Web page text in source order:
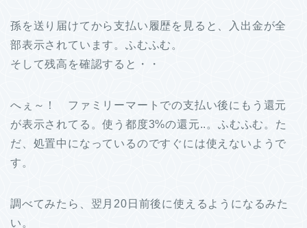
孫を送り届けてから支払い履歴を見ると、入出金が全
部表示されています。ふむふむ。
そして残高を確認すると・・
へぇ～！ ファミリーマートでの支払い後にもう還元
が表示されてる。使う都度3%の還元..。ふむふむ。た
だ、処置中になっているのですぐには使えないようで
す。
調べてみたら、翌月20日前後に使えるようになるみた
い。